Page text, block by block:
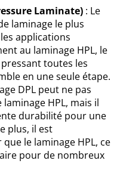
Laminate) : Le
laminage le plus
applications
au laminage HPL, le
toutes les
en une seule étape.
DPL peut ne pas
HPL, mais il
durabilité pour une
plus, il est
le laminage HPL, ce
pour de nombreux